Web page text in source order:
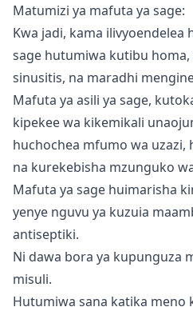
Matumizi ya mafuta ya sage:
Kwa jadi, kama ilivyoendelea
sage hutumiwa kutibu
sinusitis, na maradhi
Mafuta ya asili ya sage,
kipekee wa kikemikali
huchochea mfumo wa uzazi,
na kurekebisha mzunguko
Mafuta ya sage huimarisha
yenye nguvu ya kuzuia
antiseptiki.
Ni dawa bora ya kupunguza
misuli.
Hutumiwa sana katika meno